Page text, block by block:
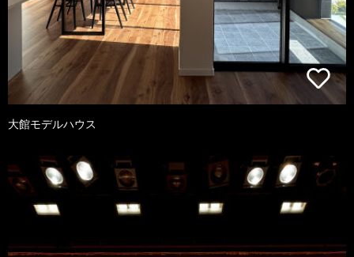
大館モデルハウス